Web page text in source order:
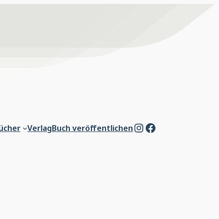
VerlagBuch veröffentlichenInstagram
Facebook